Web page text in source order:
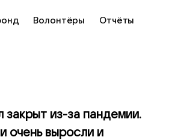
Волонтёры Отчёты
из-за пандемии.
очень выросли и